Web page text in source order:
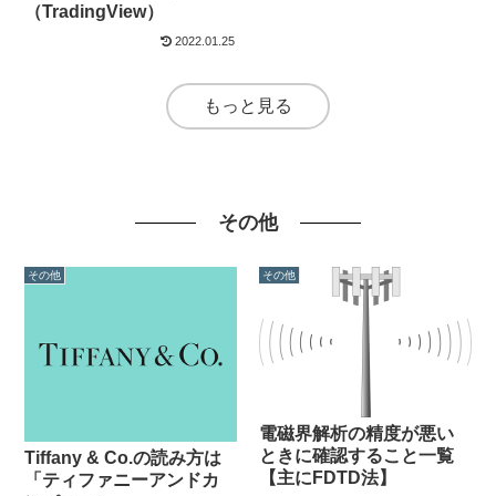
（TradingView）
2022.01.25
もっと見る
その他
その他
Tiffany & Co.の読み方は
「ティファニーアンドカ
その他
電磁界解析の精度が悪い
ときに確認すること一覧
【主にFDTD法】